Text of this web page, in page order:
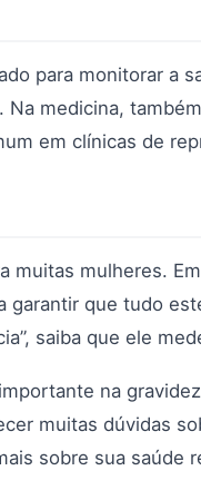
para monitorar a
medicina,
em clínicas de
muitas mulheres.
que tudo
saiba que ele
na
muitas dúvidas
sobre sua saúde